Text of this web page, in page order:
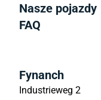
Nasze pojazdy
FAQ
Fynanch
Industrieweg 2